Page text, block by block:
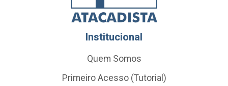
Institucional
Quem Somos
Primeiro Acesso (Tutorial)